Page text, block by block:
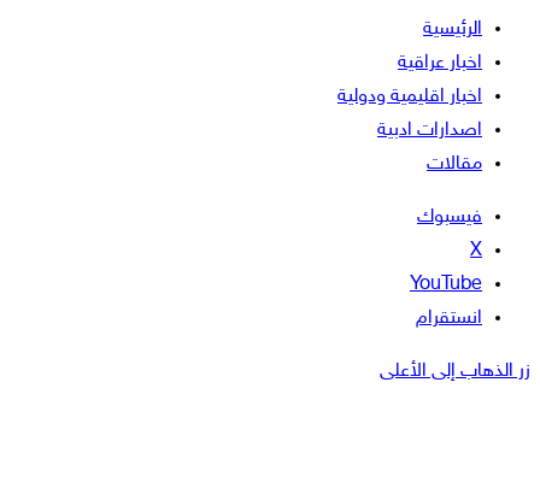
الرئيسية
اخبار عراقية
اخبار اقليمية ودولية
اصدارات ادبية
مقالات
فيسبوك
‫X
‫YouTube
انستقرام
زر الذهاب إلى الأعلى